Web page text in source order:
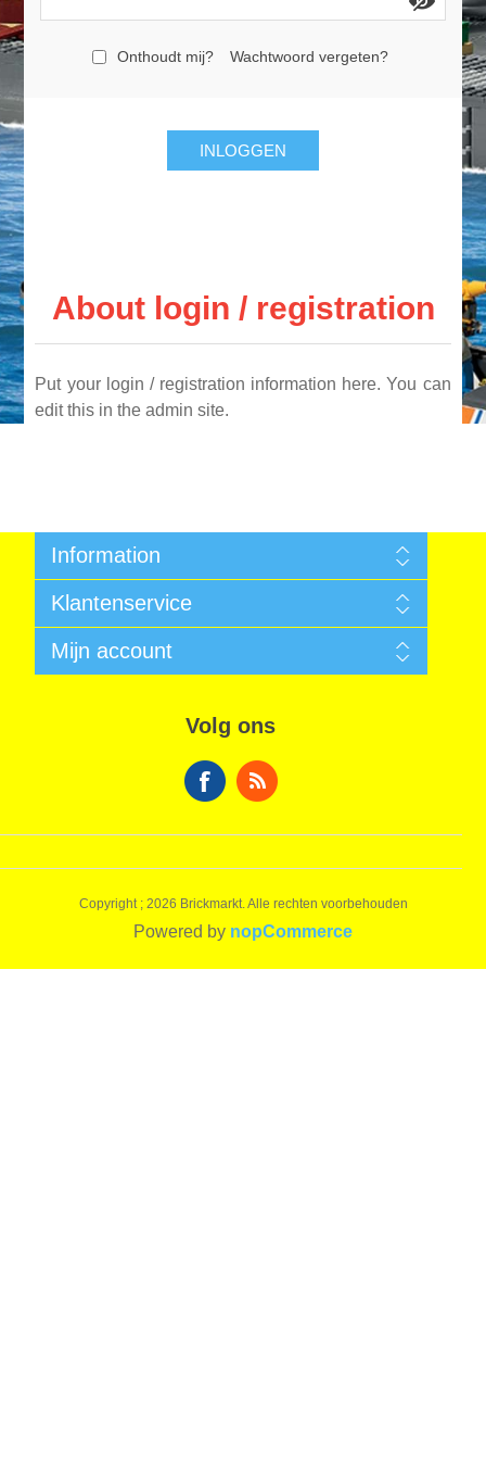
Onthoudt mij? Wachtwoord vergeten?
INLOGGEN
About login / registration
Put your login / registration information here. You can
edit this in the admin site.
Information
Sitemap
Betalen
Garantie
Verzendkosten
Algemene voorwaarden
Klantenservice
Nieuws
Mijn account
Volg ons
Copyright ; 2026 Brickmarkt. Alle rechten voorbehouden
Powered by nopCommerce